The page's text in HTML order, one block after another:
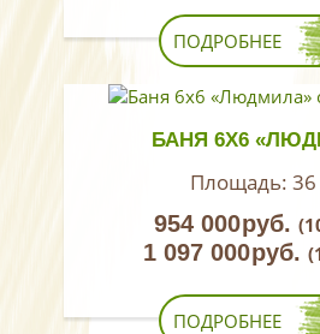
ПОДРОБНЕЕ
БАНЯ 6Х6
Площадь:
954 000руб.
1 097 000руб.
ПОДРОБНЕЕ